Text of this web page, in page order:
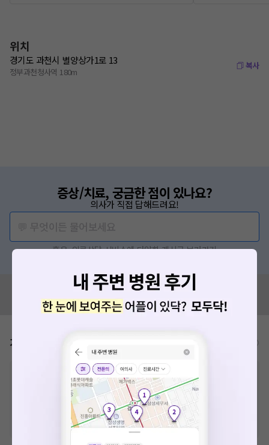
위치
경기도 과천시 별양상가1로 13
정부과천청사역 180m
복사
증상/치료, 궁금한 점이 있나요?
의사가 직접 답해드려요!
혹은, 의료상담 서비스에 다양한 게시글 보러가기
혹시 잘못된 병원정보가 있나요?
모두닥 팀에 알려주세요!
가격표
비급여 항목의 경우,추가비용 등으로 실제 가격과 상이할 수 있으니, 정확
한 가격은 해당 의료기관에 직접 문의해주세요.
급여 항목의 경우, 건강보험심사평가원에 고지되어 있는 급여 진료 기준 가
격입니다. (진료와 연관된 복합적인 비용이 추가되어, 병원마다 금액이 다르게
산정될 수 있는 점 참고 바랍니다.)
※ 이벤트가, 할인가는VAT 포함